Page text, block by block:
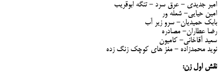
امیر جدیدی - عرق سرد - تنگه ابوقریب
امین حیایی- شعله ور
بابک حمیدیان- سرو زیر آب
رضا عطاران- مصادره
سعید آقاخانی- کامیون
نوید محمدزاده - مغز های کوچک زنگ زده
نقش اول زن: